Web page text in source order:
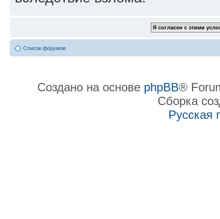
Список форумов
Создано на основе phpBB®
Сборка
Русская